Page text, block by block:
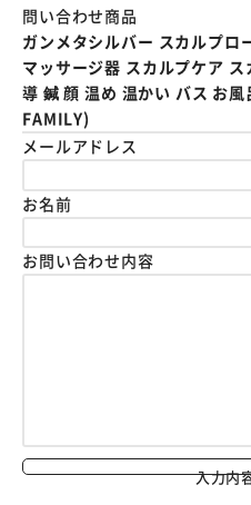
問い合わせ商品
ガンメタシルバー スカルプロ
マッサージ器 スカルプケア
導 鍼 顔 温め 温かい バス お
FAMILY)
メールアドレス
お名前
お問い合わせ内容
入力内